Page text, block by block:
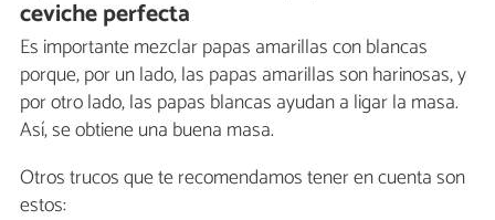
ceviche perfecta
Es importante mezclar papas amarillas con blancas
porque, por un lado, las papas amarillas son harinosas, y
por otro lado, las papas blancas ayudan a ligar la masa.
Así, se obtiene una buena masa.
Otros trucos que te recomendamos tener en cuenta son
estos: